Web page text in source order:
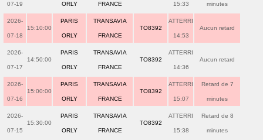
07-19 ORLY FRANCE 15:33 minutes
2026-
07-18
15:10:00
PARIS
ORLY
TRANSAVIA
FRANCE
TO8392
ATTERRI
14:53
Aucun retard
2026-
07-17
14:50:00
PARIS
ORLY
TRANSAVIA
FRANCE
TO8392
ATTERRI
14:36
Aucun retard
2026-
07-16
15:00:00
PARIS
ORLY
TRANSAVIA
FRANCE
TO8392
ATTERRI
15:07
Retard de 7
minutes
2026-
07-15
15:30:00
PARIS
ORLY
TRANSAVIA
FRANCE
TO8392
ATTERRI
15:38
Retard de 8
minutes